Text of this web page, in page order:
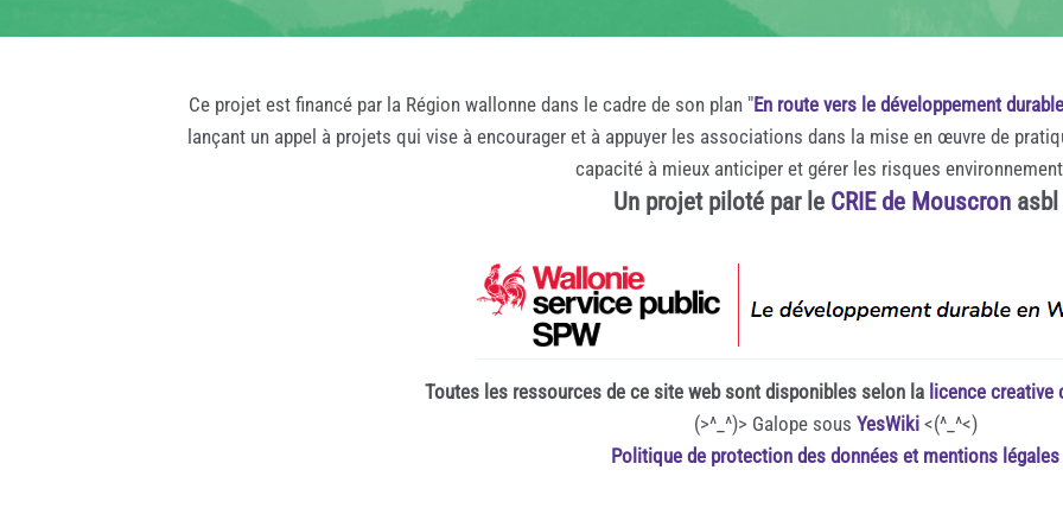
Ce projet est financé par la Région wallonne dans le cadre de son plan "En route vers le développement durable
lançant un appel à projets qui vise à encourager et à appuyer les associations dans la mise en œuvre de
capacité à mieux anticiper et gérer les risques
Un projet piloté par le CRIE de Mouscronasbl
Toutes les ressources de ce site web sont disponibles selon la licence creative
(>^_^)> Galope sous YesWiki<(^_^<)
Politique de protection des données et mentions légales